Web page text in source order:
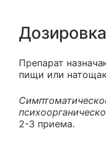
Дозировка
Препарат
пищи или
2-3 приема.